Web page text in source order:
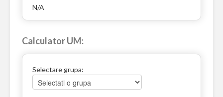
N/A
Calculator UM:
Selectare grupa: